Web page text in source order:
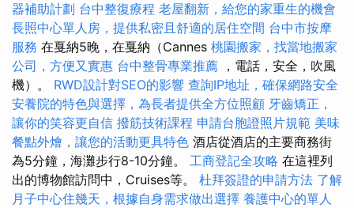
器補助計劃 台中整復療程 老屋翻新，給您的家重生的機會
長照中心單人房，提供私密且舒適的居住空間 台中市按摩
服務 在戛納5晚，在戛納（Cannes 桃園搬家，找當地搬家
公司，方便又實惠 台中整骨專業推薦 ，電話，安全，吹風
機）。 RWD設計對SEO的影響 查詢IP地址，確保網路安全
安養院的特色與選擇，為長者提供全方位照顧 牙齒矯正，
讓你的笑容更自信 撥筋技術課程 申請台胞證照片規範 美味
餐點外燴，讓您的活動更具特色 酒店從酒店的主要商務街
為5分鐘，海灘步行8-10分鐘。 工商登記全攻略 在這裡列
出的博物館訪問中，Cruises等。 杜拜簽證的申請方法 了解
月子中心住幾天，根據自身需求做出選擇 養護中心的單人